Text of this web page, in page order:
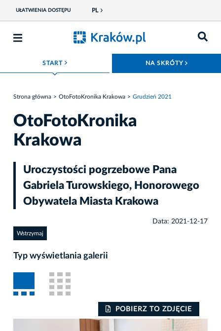
UŁATWIENIA DOSTĘPU PL
START ROZWIŃ MENU NA SKRÓTY
Strona główna OtoFotoKronika Krakowa Grudzień 2021
OtoFotoKronika
Krakowa
Uroczystości pogrzebowe Pana
Gabriela Turowskiego, Honorowego
Obywatela Miasta Krakowa
Data: 2021-12-17
Wstrzymaj
Typ wyświetlania galerii
POBIERZ TO ZDJĘCIE